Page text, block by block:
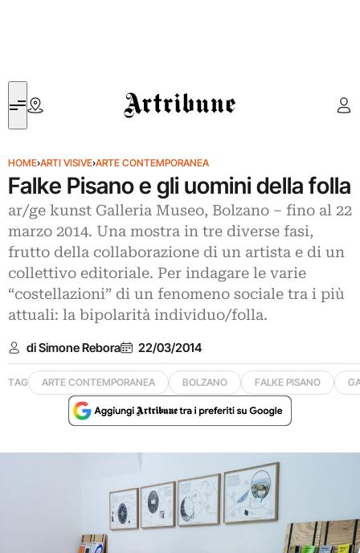
Artribune
HOME›ARTI VISIVE›ARTE CONTEMPORANEA
Falke Pisano e gli uomini della folla
ar/ge kunst Galleria Museo, Bolzano – fino al 22
marzo 2014. Una mostra in tre diverse fasi,
frutto della collaborazione di un artista e di un
collettivo editoriale. Per indagare le varie
“costellazioni” di un fenomeno sociale tra i più
attuali: la bipolarità individuo/folla.
di Simone Rebora 22/03/2014
TAG ARTE CONTEMPORANEA BOLZANO FALKE PISANO